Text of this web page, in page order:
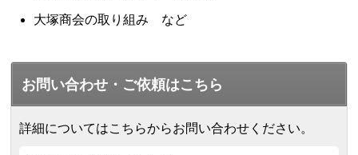
大塚商会の取り組み など
お問い合わせ・ご依頼はこちら
詳細についてはこちらからお問い合わせください。